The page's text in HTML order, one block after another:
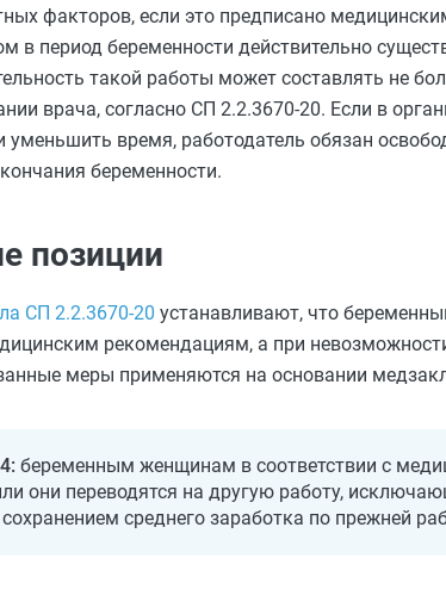
факторов, если это предписано
в период беременности действительно
такой работы может составлять не
врача, согласно СП 2.2.3670-20. Если в
время, работодатель обязан
беременности.
позиции
СП 2.2.3670-20 устанавливают, что
рекомендациям, а при
меры применяются на основании
беременным женщинам в соответствии с
они переводятся на другую работу,
среднего заработка по прежней